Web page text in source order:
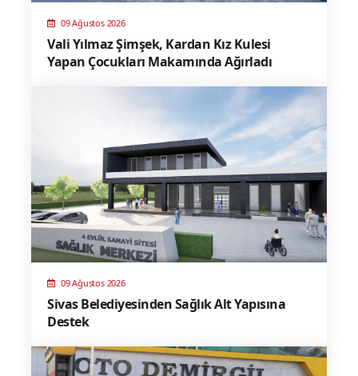
09 Ağustos 2026
Vali Yılmaz Şimşek, Kardan Kız Kulesi
Yapan Çocukları Makamında Ağırladı
09 Ağustos 2026
Sivas Belediyesinden Sağlık Alt Yapısına
Destek